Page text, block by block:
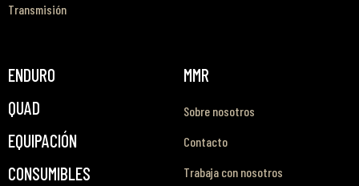
Transmisión
ENDURO
QUAD
EQUIPACIÓN
CONSUMIBLES
MMR
Sobre nosotros
Contacto
Trabaja con nosotros